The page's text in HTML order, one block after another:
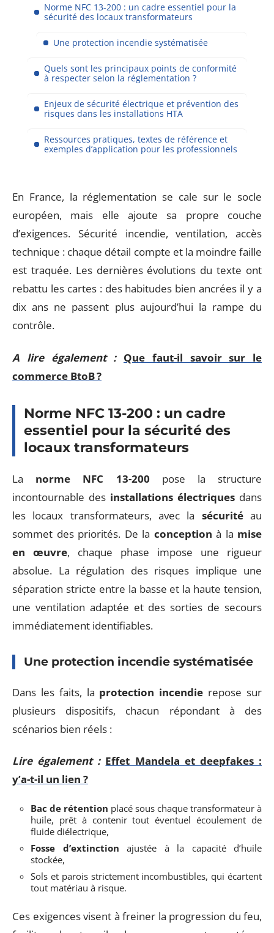
Norme NFC 13-200 : un cadre essentiel pour la
sécurité des locaux transformateurs
Une protection incendie systématisée
Quels sont les principaux points de conformité
à respecter selon la réglementation ?
Enjeux de sécurité électrique et prévention des
risques dans les installations HTA
Ressources pratiques, textes de référence et
exemples d’application pour les professionnels
En France, la réglementation se cale sur le socle
européen, mais elle ajoute sa propre couche
d’exigences. Sécurité incendie, ventilation, accès
technique : chaque détail compte et la moindre faille
est traquée. Les dernières évolutions du texte ont
rebattu les cartes : des habitudes bien ancrées il y a
dix ans ne passent plus aujourd’hui la rampe du
contrôle.
A lire également : Que faut-il savoir sur le
commerce BtoB ?
Norme NFC 13-200 : un cadre
essentiel pour la sécurité des
locaux transformateurs
La norme NFC 13-200 pose la structure
incontournable des installations électriques dans
les locaux transformateurs, avec la sécuritéau
sommet des priorités. De la conception à la mise
en œuvre, chaque phase impose une rigueur
absolue. La régulation des risques implique une
séparation stricte entre la basse et la haute tension,
une ventilation adaptée et des sorties de secours
immédiatement identifiables.
Une protection incendie systématisée
Dans les faits, la protection incendie repose sur
plusieurs dispositifs, chacun répondant à des
scénarios bien réels :
Lire également : Effet Mandela et deepfakes :
y’a-t-il un lien ?
Bac de rétention placé sous chaque transformateur à
huile, prêt à contenir tout éventuel écoulement de
fluide diélectrique,
Fosse d’extinction ajustée à la capacité d’huile
stockée,
Sols et parois strictement incombustibles, qui écartent
tout matériau à risque.
Ces exigences visent à freiner la progression du feu,